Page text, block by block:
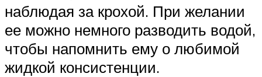
наблюдая за крохой. При желании
ее можно немного разводить водой,
чтобы напомнить ему о любимой
жидкой консистенции.